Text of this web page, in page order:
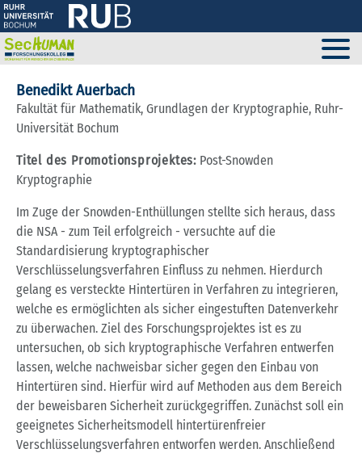
Benedikt Auerbach
Fakultät für Mathematik, Grundlagen der Kryptographie, Ruhr-
Universität Bochum
Titel des Promotionsprojektes: Post-Snowden
Kryptographie
Im Zuge der Snowden-Enthüllungen stellte sich heraus, dass
die NSA - zum Teil erfolgreich - versuchte auf die
Standardisierung kryptographischer
Verschlüsselungsverfahren Einfluss zu nehmen. Hierdurch
gelang es versteckte Hintertüren in Verfahren zu integrieren,
welche es ermöglichten als sicher eingestuften Datenverkehr
zu überwachen. Ziel des Forschungsprojektes ist es zu
untersuchen, ob sich kryptographische Verfahren entwerfen
lassen, welche nachweisbar sicher gegen den Einbau von
Hintertüren sind. Hierfür wird auf Methoden aus dem Bereich
der beweisbaren Sicherheit zurückgegriffen. Zunächst soll ein
geeignetes Sicherheitsmodell hintertürenfreier
Verschlüsselungsverfahren entworfen werden. Anschließend